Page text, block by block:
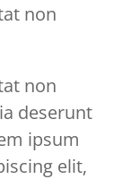
non
non
deserunt
ipsum
elit,